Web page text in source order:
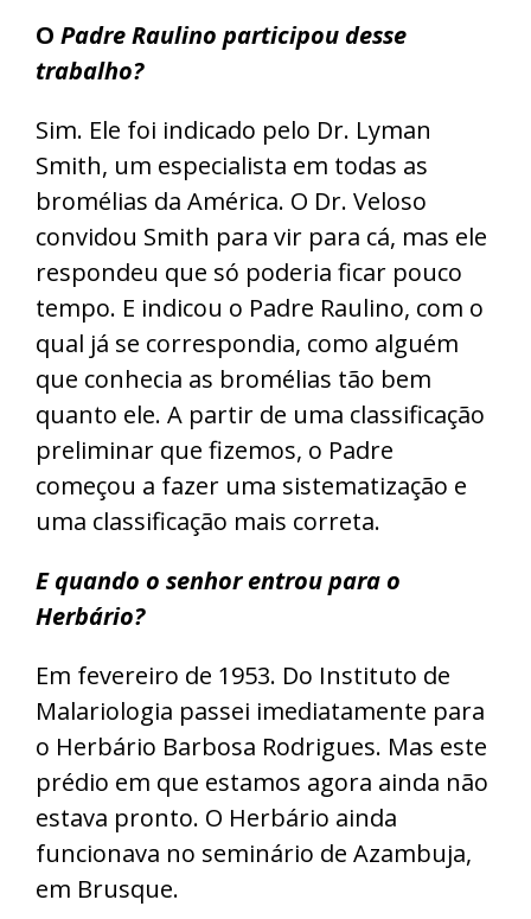
O Padre Raulino participou desse
trabalho?
Sim. Ele foi indicado pelo Dr. Lyman
Smith, um especialista em todas as
bromélias da América. O Dr. Veloso
convidou Smith para vir para cá, mas ele
respondeu que só poderia ficar pouco
tempo. E indicou o Padre Raulino, com o
qual já se correspondia, como alguém
que conhecia as bromélias tão bem
quanto ele. A partir de uma classificação
preliminar que fizemos, o Padre
começou a fazer uma sistematização e
uma classificação mais correta.
E quando o senhor entrou para o
Herbário?
Em fevereiro de 1953. Do Instituto de
Malariologia passei imediatamente para
o Herbário Barbosa Rodrigues. Mas este
prédio em que estamos agora ainda não
estava pronto. O Herbário ainda
funcionava no seminário de Azambuja,
em Brusque.